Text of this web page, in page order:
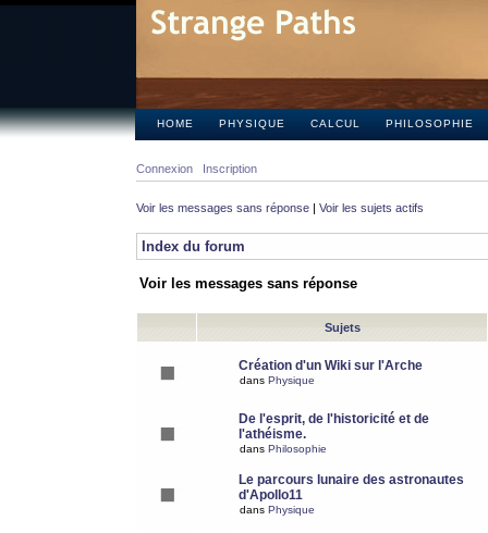
HOME PHYSIQUE CALCUL PHILOSOPHIE
Connexion Inscription
Voir les messages sans réponse | Voir les sujets actifs
Index du forum
Voir les messages sans réponse
Sujets
Création d'un Wiki sur l'Arche
dans Physique
De l'esprit, de l'historicité et de
l'athéisme.
dans Philosophie
Le parcours lunaire des astronautes
d'Apollo11
dans Physique